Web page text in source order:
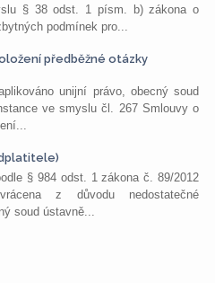
§ 38 odst. 1 písm. b) zákona o
podmínek pro...
předběžné otázky
unijní právo, obecný soud
ve smyslu čl. 267 Smlouvy o
§ 984 odst. 1 zákona č. 89/2012
z důvodu nedostatečné
soud ústavně...